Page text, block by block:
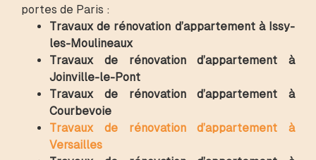
portes de Paris :
Travaux de rénovation d’appartement à Issy-
les-Moulineaux
Travaux de rénovation d’appartement à
Joinville-le-Pont
Travaux de rénovation d’appartement à
Courbevoie
Travaux de rénovation d’appartement à
Versailles